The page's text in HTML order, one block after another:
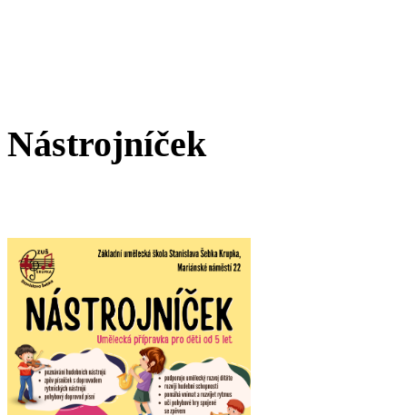
Nástrojníček